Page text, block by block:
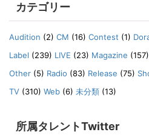
カテゴリー
Audition (2) CM (16) Contest (1)
Label (239) LIVE (23) Magazine (157)
Other (5) Radio (83) Release (75)
TV (310) Web (6) 未分類 (13)
所属タレントTwitter